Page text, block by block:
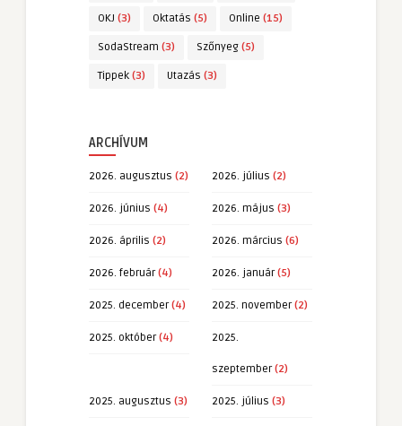
OKJ (3) Oktatás (5) Online (15)
SodaStream (3) Szőnyeg (5)
Tippek (3) Utazás (3)
ARCHÍVUM
2026. augusztus (2) 2026. július (2)
2026. június (4) 2026. május (3)
2026. április (2) 2026. március (6)
2026. február(4) 2026. január(5)
2025. december(4) 2025. november(2)
2025. október(4) 2025.
szeptember(2)
2025. augusztus (3) 2025. július (3)